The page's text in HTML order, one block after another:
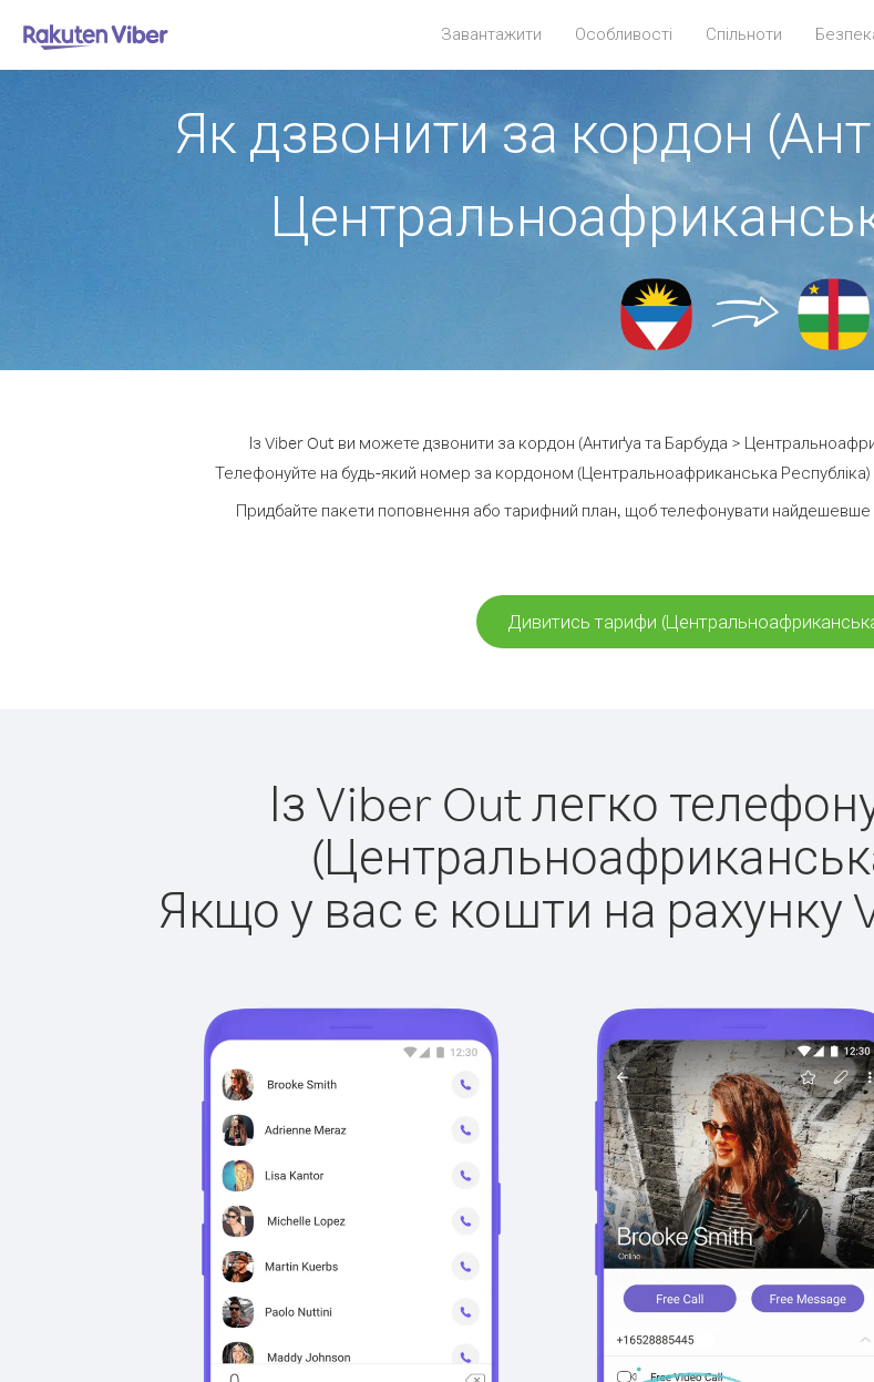
Завантажити Особливості Спільноти
Як дзвонити за кордон
Із Viber Out ви можете дзвонити за кордон (Антиґуа та Барбуда >
Телефонуйте на будь-який номер за кордоном (Центральноафриканська Республіка)
Придбайте пакети поповнення або тарифний план, щоб телефонувати
Дивитись тарифи
Із Viber Out легко
Якщо у вас є кошти на рахунку